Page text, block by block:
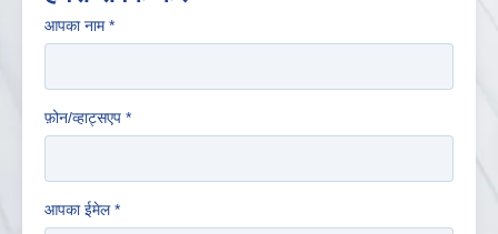
आपका नाम *
फ़ोन/व्हाट्सएप *
आपका ईमेल *